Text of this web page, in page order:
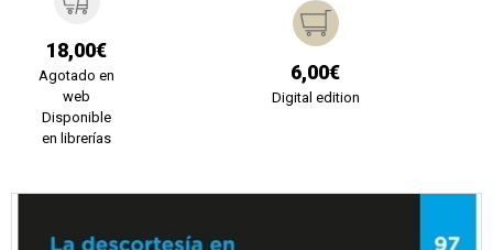
18,00€
Agotado en
web
Disponible
en librerías
6,00€
Digital edition